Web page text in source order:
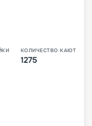
КОЛИЧЕСТВО КАЮТ
1275